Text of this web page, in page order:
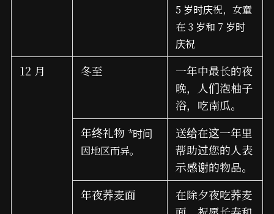
5 岁时庆祝，女童
在 3 岁和 7 岁时
庆祝
12 月 冬至
一年中最长的夜
晚，人们泡柚子
浴，吃南瓜。
年终礼物 *时间
因地区而异。
送给在这一年里
帮助过您的人表
示感谢的物品。
年夜荞麦面
在除夕夜吃荞麦